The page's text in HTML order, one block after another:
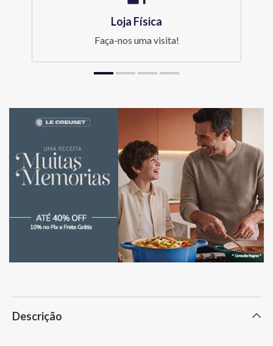
Loja Física
Faça-nos uma visita!
Descrição